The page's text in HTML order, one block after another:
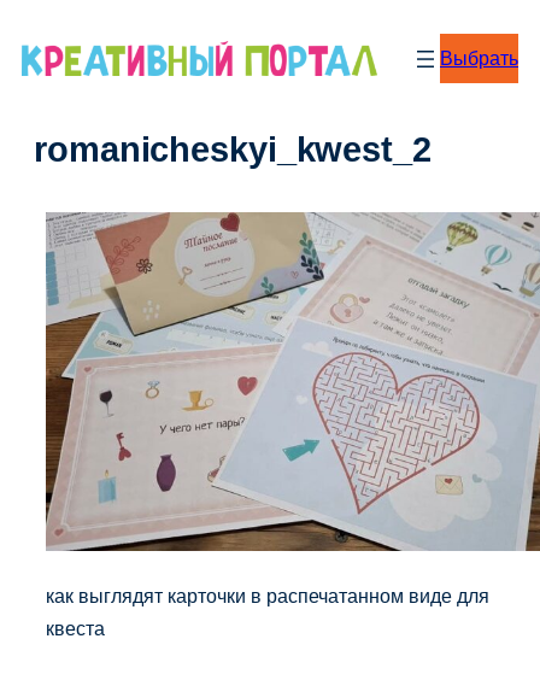
Выбрать
romanicheskyi_kwest_2
как выглядят карточки в распечатанном виде для
квеста